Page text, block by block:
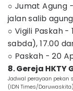
○ Jumat Agung
jalan salib
○ Vigili Paskah -
sabda), 17.00
○ Paskah - 20
8. Gereja HKTY
Jadwal perayaan pekan
(IDN Times/Daruwaskita)